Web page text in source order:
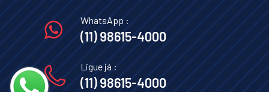
WhatsApp :
(11) 98615-4000
Ligue já :
(11) 98615-4000